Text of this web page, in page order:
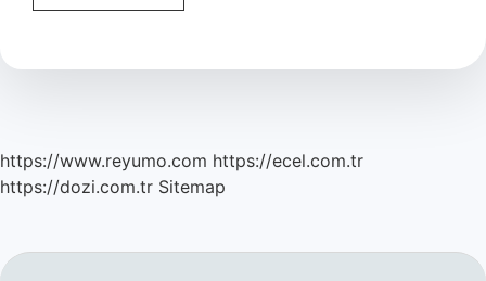
Kudretli
https://www.reyumo.com https://ecel.com.tr
https://dozi.com.tr Sitemap